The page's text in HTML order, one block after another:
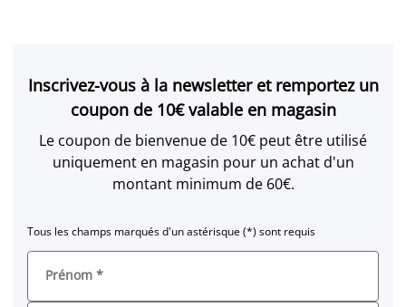
Inscrivez-vous à la newsletter et remportez un
coupon de 10€ valable en magasin
Le coupon de bienvenue de 10€ peut être utilisé
uniquement en magasin pour un achat d'un
montant minimum de 60€.
Tous les champs marqués d'un astérisque (*) sont requis
Prénom *